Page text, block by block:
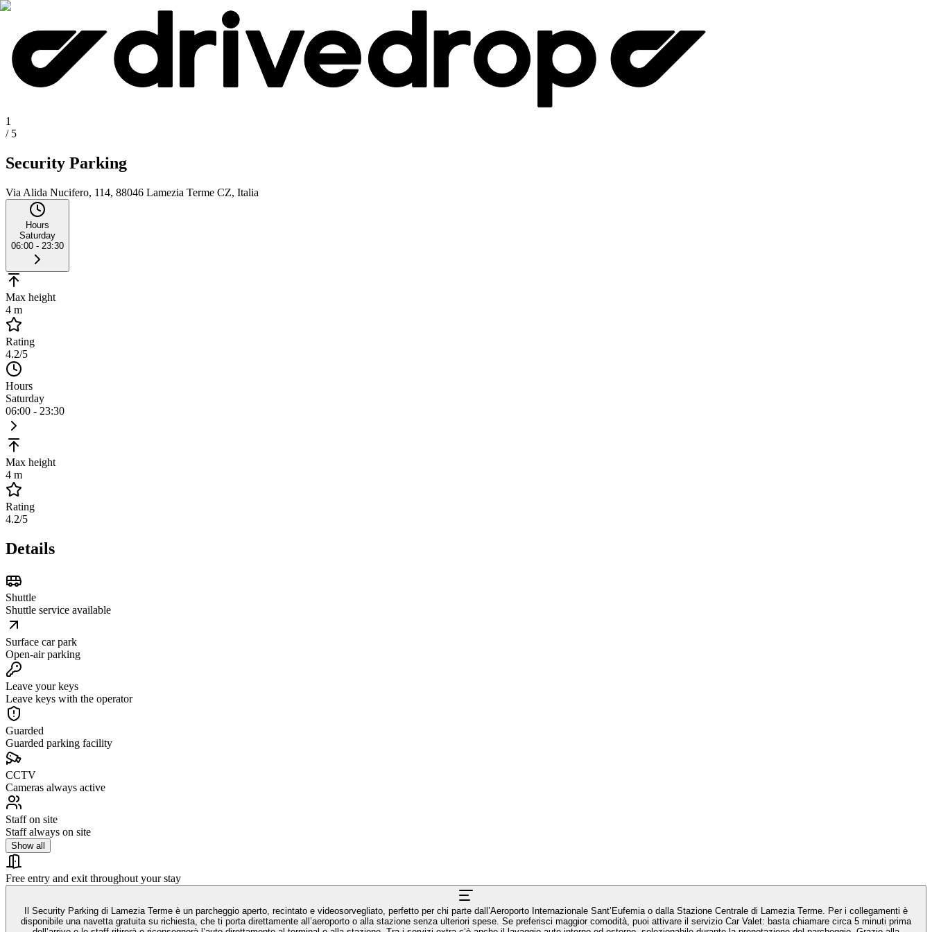
1
/ 5
Security Parking
Via Alida Nucifero, 114, 88046 Lamezia Terme CZ, Italia
Hours
Saturday
06:00 - 23:30
Max height
4 m
Rating
4.2/5
Hours
Saturday
06:00 - 23:30
Max height
4 m
Rating
4.2/5
Details
Shuttle
Shuttle service available
Surface car park
Open-air parking
Leave your keys
Leave keys with the operator
Guarded
Guarded parking facility
CCTV
Cameras always active
Staff on site
Staff always on site
Show all
Free entry and exit throughout your stay
Il Security Parking di Lamezia Terme è un parcheggio aperto, recintato e videosorvegliato, perfetto per chi parte dall’Aeroporto Internazionale Sant’Eufemia o dalla Stazione Centrale di Lamezia Terme. Per i collegamenti è
disponibile una navetta gratuita su richiesta, che ti porta direttamente all’aeroporto o alla stazione senza ulteriori spese. Se preferisci maggior comodità, puoi attivare il servizio Car Valet: basta chiamare circa 5 minuti prima